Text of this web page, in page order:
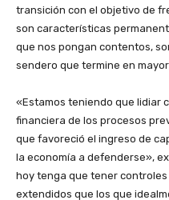
transición con el objetivo de
son características
que nos pongan contentos,
sendero que termine en
«Estamos teniendo que lidiar
financiera de los procesos
que favoreció el ingreso de
la economía a defenderse»,
hoy tenga que tener
extendidos que los que